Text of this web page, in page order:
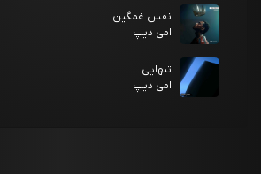
نفس غمگین
امی دیپ
تنهایی
امی دیپ